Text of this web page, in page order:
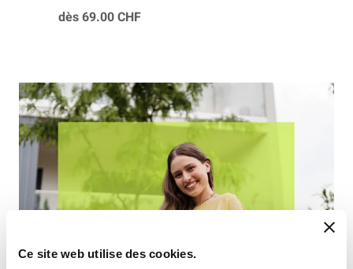
Ce site web utilise des cookies.
24 heures sur 24. Optez pour l’assurance
dès 69.00 CHF